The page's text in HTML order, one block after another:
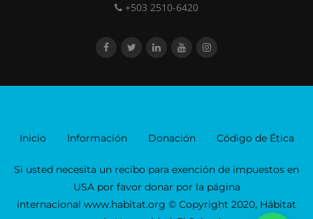
+503 2510-6420
Si usted necesita un recibo para exención de impuestos en
USA por favor donar por la página
internacional www.habitat.org © Copyright 2020, Hábitat
Inicio Información Donación Código de Ética